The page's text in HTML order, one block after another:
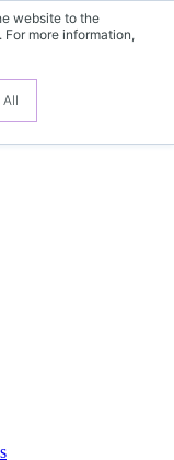
website to the
more information,
All